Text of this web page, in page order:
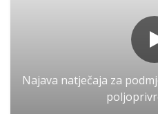
Najava natječaja za